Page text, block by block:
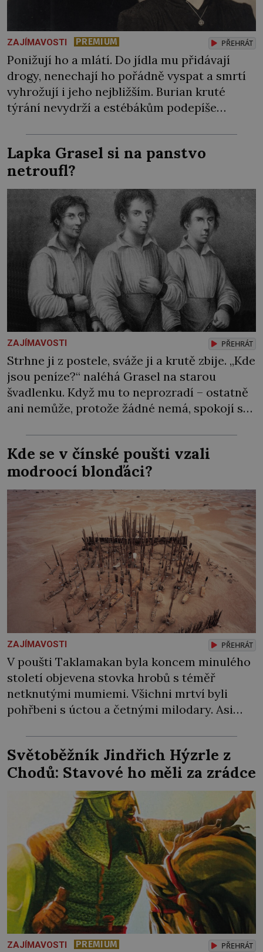
ZAJÍMAVOSTI PREMIUM PŘEHRÁT
Ponižují ho a mlátí. Do jídla mu přidávají
drogy, nenechají ho pořádně vyspat a smrtí
vyhrožují i jeho nejbližším. Burian kruté
týrání nevydrží a estébákům podepíše
jim potvrdí také to, že na něj během výslechů
nikdo nevyvíjel fyzický ani psychický nátlak.
Syn brněnského řezníka chce být knězem a
[…]
Lapka Grasel si na panstvo
netroufl?
ZAJÍMAVOSTI PŘEHRÁT
Strhne ji z postele, sváže ji a krutě zbije. „Kde
jsou peníze?“ naléhá Grasel na starou
švadlenku. Když mu to neprozradí – ostatně
ani nemůže, protože žádné nemá, spokojí se
Zraněná žena pár dní nato umírá. Je to muž
nebývale krutý. Jeho činy budí hrůzu ještě
dlouho po jeho smrti […]
Kde se v čínské poušti vzali
modroocí blonďáci?
ZAJÍMAVOSTI PŘEHRÁT
V poušti Taklamakan byla koncem minulého
století objevena stovka hrobů s téměř
netknutými mumiemi. Všichni mrtví byli
pohřbeni s úctou a četnými milodary. Asi
chlapečka s modrou filcovou čapkou, z níž se
draly blonďaté vlásky. Fakt, že jsou těla
dávných lidí nesmírně dobře zachovalá,
přičítají odborníci zdejším klimatickým
podmínkám. Sucho, prosolené písky a
extrémně […]
Světoběžník Jindřich Hýzrle z
Chodů: Stavové ho měli za zrádce
ZAJÍMAVOSTI PREMIUM PŘEHRÁT